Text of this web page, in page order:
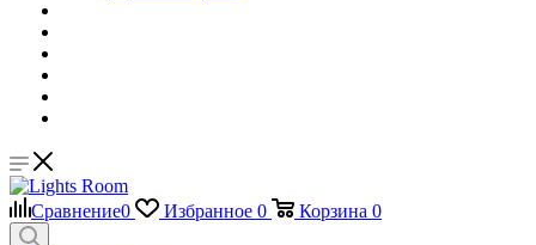
Сравнение0 Избранное 0 Корзина 0